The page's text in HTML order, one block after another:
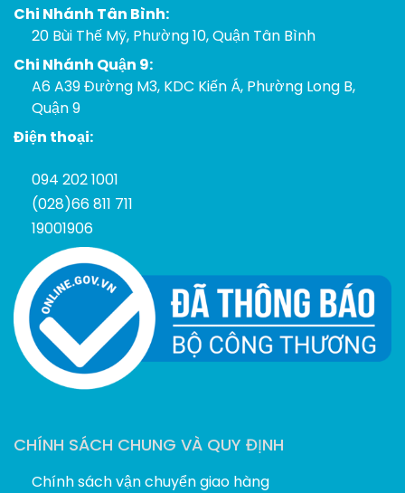
Chi Nhánh Tân Bình:
20 Bùi Thế Mỹ, Phường 10, Quận Tân Bình
Chi Nhánh Quận 9:
A6 A39 Đường M3, KDC Kiến Á, Phường Long B,
Quận 9
Điện thoại:
094 202 1001
(028)66 811 711
19001906
CHÍNH SÁCH CHUNG VÀ QUY ĐỊNH
Chính sách vận chuyển giao hàng